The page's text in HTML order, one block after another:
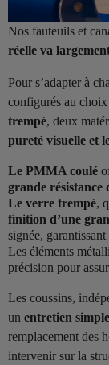
Nos fauteuils et
réelle va
Pour s’adapter à
configurés au choix
trempé, deux
pureté visuelle et
Le PMMA coulé
grande résistance
Le verre trempé,
finition d’une
signée, garantissant
Les éléments
précision pour
Les coussins,
un entretien simple
remplacement des
intervenir sur la